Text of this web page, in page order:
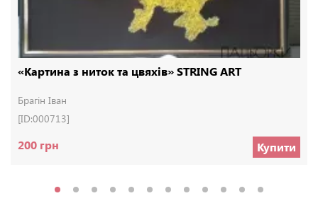
«Картина з ниток та цвяхів» STRING ART
Брагін Іван
[ID:000713]
200 грн Купити